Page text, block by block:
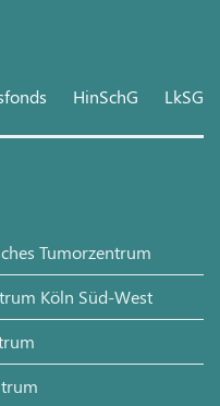
HinSchG LkSG
Tumorzentrum
Köln Süd-West